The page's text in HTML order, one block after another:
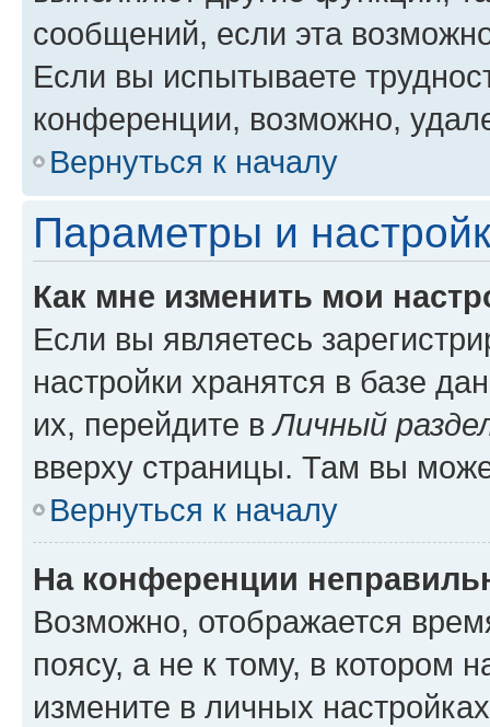
сообщений, если эта
Если вы испытываете
конференции, возможно,
Вернуться к началу
Параметры и
Как мне изменить мои
Если вы являетесь
настройки хранятся в базе
их, перейдите вЛичный
вверху страницы. Там вы
Вернуться к началу
На конференции
Возможно, отображается
поясу, а не к тому, в котором
измените в личных